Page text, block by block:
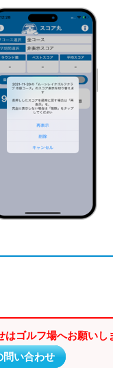
ゴルフ場へお願いし
問い合わせ